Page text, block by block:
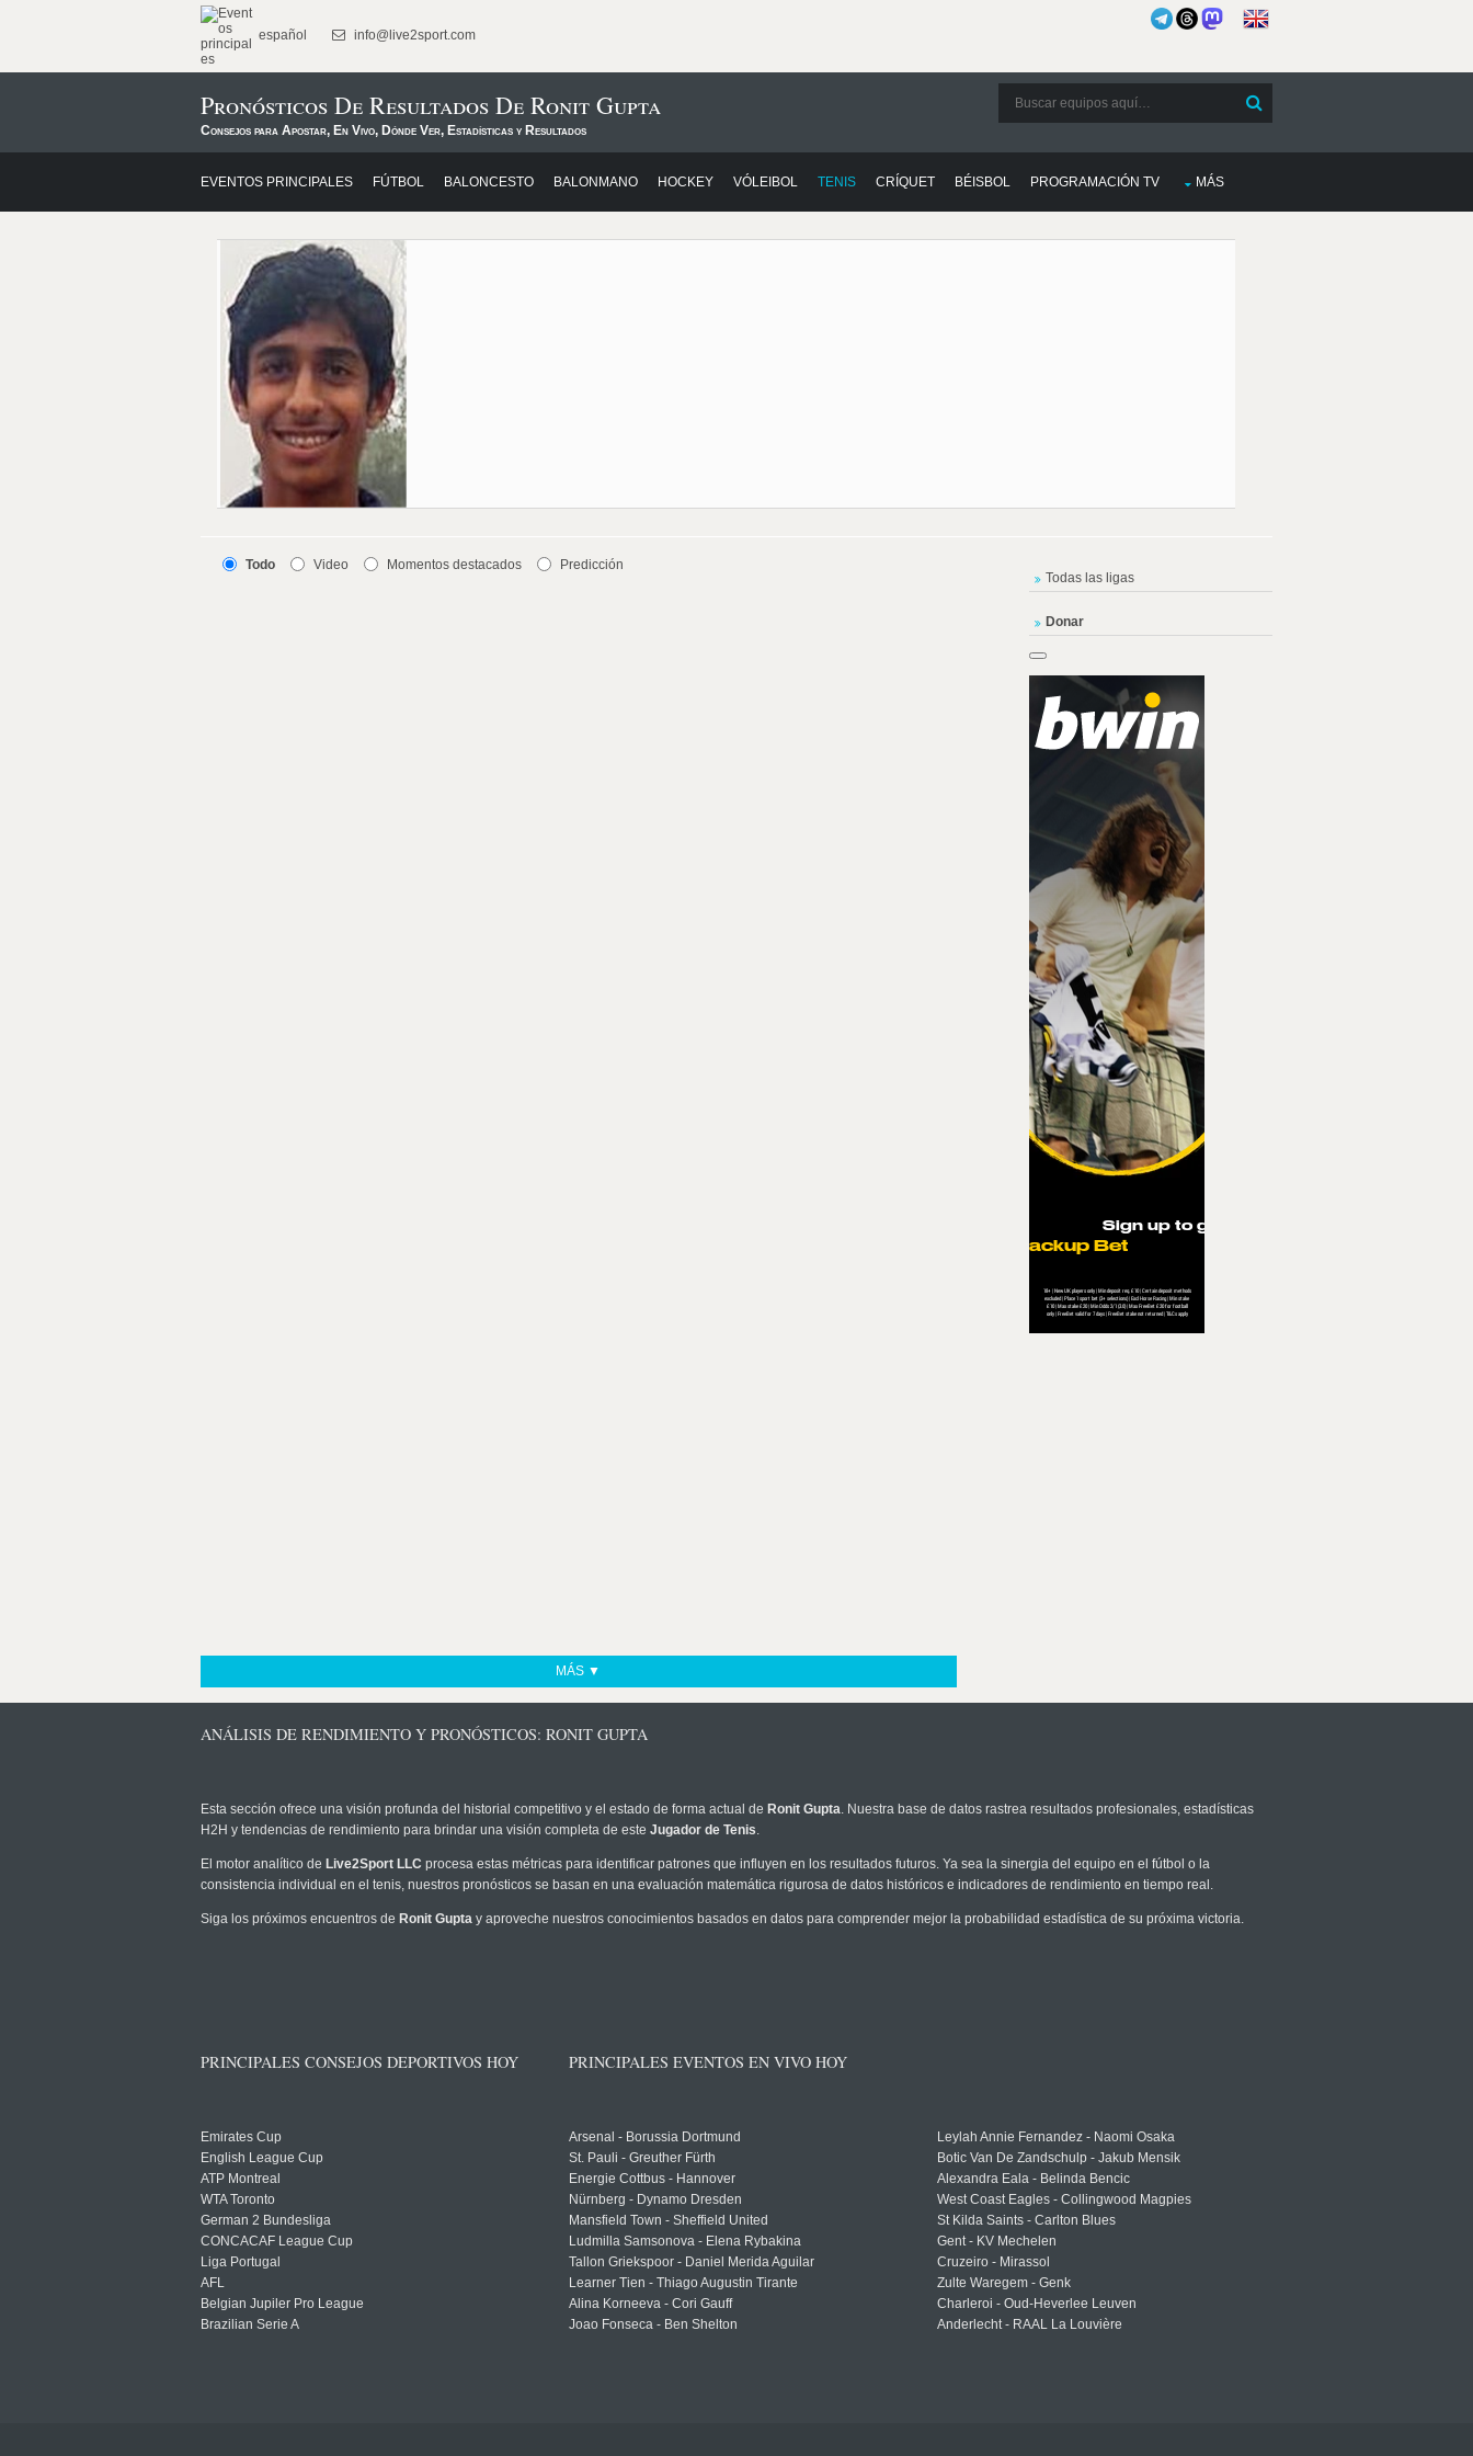
español info@live2sport.com
Pronósticos De Resultados De Ronit Gupta
Consejos para Apostar, En Vivo, Dónde Ver, Estadísticas y Resultados
EVENTOS PRINCIPALES FÚTBOL BALONCESTO BALONMANO HOCKEY VÓLEIBOL TENIS CRÍQUET BÉISBOL PROGRAMACIÓN TV MÁS
Todo Video Momentos destacados Predicción
MÁS ▼
Todas las ligas
Donar
ANÁLISIS DE RENDIMIENTO Y PRONÓSTICOS: RONIT GUPTA
Esta sección ofrece una visión profunda del historial competitivo y el estado de forma actual de Ronit Gupta. Nuestra base de datos rastrea resultados profesionales, estadísticas
H2H y tendencias de rendimiento para brindar una visión completa de este Jugador de Tenis.
El motor analítico de Live2Sport LLC procesa estas métricas para identificar patrones que influyen en los resultados futuros. Ya sea la sinergia del equipo en el fútbol o la
consistencia individual en el tenis, nuestros pronósticos se basan en una evaluación matemática rigurosa de datos históricos e indicadores de rendimiento en tiempo real.
Siga los próximos encuentros de Ronit Gupta y aproveche nuestros conocimientos basados en datos para comprender mejor la probabilidad estadística de su próxima victoria.
PRINCIPALES CONSEJOS DEPORTIVOS HOY
Emirates Cup
English League Cup
ATP Montreal
WTA Toronto
German 2 Bundesliga
CONCACAF League Cup
Liga Portugal
AFL
Belgian Jupiler Pro League
Brazilian Serie A
PRINCIPALES EVENTOS EN VIVO HOY
Arsenal - Borussia Dortmund
St. Pauli - Greuther Fürth
Energie Cottbus - Hannover
Nürnberg - Dynamo Dresden
Mansfield Town - Sheffield United
Ludmilla Samsonova - Elena Rybakina
Tallon Griekspoor - Daniel Merida Aguilar
Learner Tien - Thiago Augustin Tirante
Alina Korneeva - Cori Gauff
Joao Fonseca - Ben Shelton
Leylah Annie Fernandez - Naomi Osaka
Botic Van De Zandschulp - Jakub Mensik
Alexandra Eala - Belinda Bencic
West Coast Eagles - Collingwood Magpies
St Kilda Saints - Carlton Blues
Gent - KV Mechelen
Cruzeiro - Mirassol
Zulte Waregem - Genk
Charleroi - Oud-Heverlee Leuven
Anderlecht - RAAL La Louvière